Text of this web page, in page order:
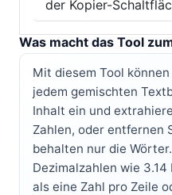
der Kopier-
Was macht das Tool
Mit diesem Tool können
jedem gemischten
Inhalt ein und
Zahlen, oder entfernen
behalten nur die
Dezimalzahlen wie
als eine Zahl pro Zeile